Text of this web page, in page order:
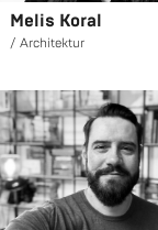
Melis Koral
Ar­chi­tek­tur